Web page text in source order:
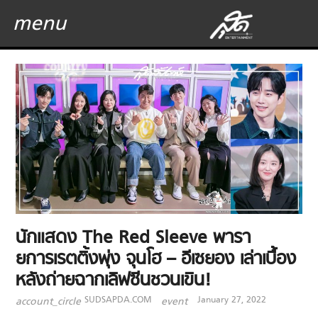
menu
นักแสดง The Red Sleeve พารา
ยการเรตติ้งพุ่ง จุนโฮ – อีเซยอง เล่าเบื้อง
หลังถ่ายฉากเลิฟซีนชวนเขิน!
account_circle SUDSAPDA.COM event January 27, 2022